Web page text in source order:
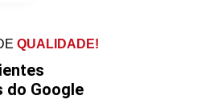
QUALIDADE!
do Google